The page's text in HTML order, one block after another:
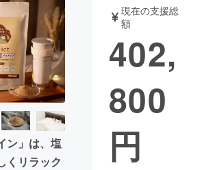
真 音楽
ー・ガジェット ゲーム・サ
画
・起業
・地域活性化
ン」は、塩
くリラック
現在の支援総
額
402,
800
円